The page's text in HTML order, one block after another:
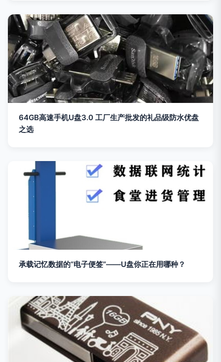
64GB高速手机U盘3.0 工厂生产批发的礼品级防水优盘
之选
承载记忆数据的“电子便签”——U盘你正在用哪种？